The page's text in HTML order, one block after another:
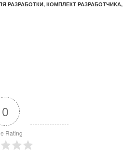
РАЗРАБОТКИ, КОМПЛЕКТ РАЗРАБОТЧИКА,
0
Rating